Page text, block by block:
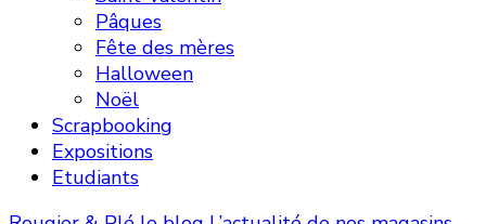
Pâques
Fête des mères
Halloween
Noël
Scrapbooking
Expositions
Etudiants